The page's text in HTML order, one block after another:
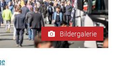
Bildergalerie